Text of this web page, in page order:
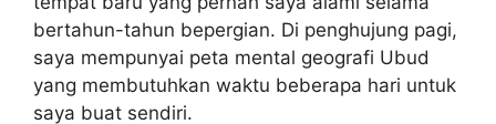
bertahun-tahun bepergian. Di penghujung pagi,
saya mempunyai peta mental geografi Ubud
yang membutuhkan waktu beberapa hari untuk
saya buat sendiri.